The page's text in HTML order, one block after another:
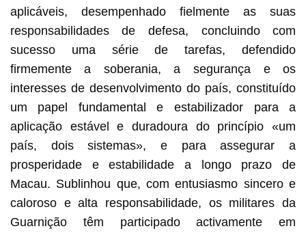
aplicáveis, desempenhado fielmente as suas
responsabilidades de defesa, concluindo com
sucesso uma série de tarefas, defendido
firmemente a soberania, a segurança e os
interesses de desenvolvimento do país, constituído
um papel fundamental e estabilizador para a
aplicação estável e duradoura do princípio «um
país, dois sistemas», e para assegurar a
prosperidade e estabilidade a longo prazo de
Macau. Sublinhou que, com entusiasmo sincero e
caloroso e alta responsabilidade, os militares da
Guarnição têm participado activamente em